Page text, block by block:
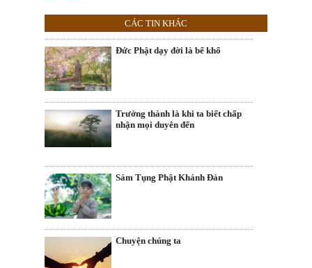
CÁC TIN KHÁC
Đức Phật dạy đời là bể khổ
Trưởng thành là khi ta biết chấp
nhận mọi duyên đến
Sám Tụng Phật Khánh Đản
Chuyện chúng ta